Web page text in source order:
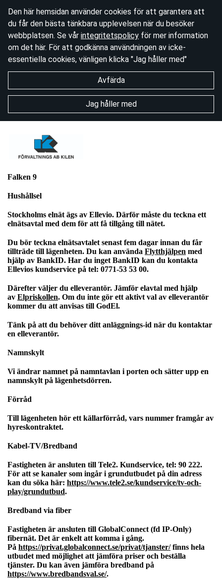
Den här hemsidan använder cookies för att garantera att
du får den bästa tänkbara upplevelsen när du besöker
webbplatsen. Se vår integritetspolicy för mer information
om det här. För att godkänna användningen av icke-
essentiella cookies, vänligen klicka "Jag håller med"
Avfärda
Jag håller med
Falken 9
Hushållsel
Stockholms elnät ägs av Ellevio. Därför måste du teckna ett
elnätsavtal med dem för att få tillgång till nätet.
Du bör teckna elnätsavtalet senast fem dagar innan du får
tillträde till lägenheten. Du kan använda Flytthjälpen med
hjälp av BankID. Har du inget BankID kan du kontakta
Ellevios kundservice på tel: 0771-53 53 00.
Därefter väljer du elleverantör. Jämför elavtal med hjälp
av Elpriskollen. Om du inte gör ett aktivt val av elleverantör
kommer du att anvisas till GodEl.
Tänk på att du behöver ditt anläggnings-id när du kontaktar
en elleverantör.
Namnskylt
Vi ändrar namnet på namntavlan i porten och sätter upp en
namnskylt på lägenhetsdörren.
Förråd
Till lägenheten hör ett källarförråd, vars nummer framgår av
hyreskontraktet.
Kabel-TV/Bredband
Fastigheten är ansluten till Tele2. Kundservice, tel: 90 222.
För att se kanaler som ingår i grundutbudet på din adress
kan du söka här: https://www.tele2.se/kundservice/tv-och-
play/grundutbud.
Bredband via fiber
Fastigheten är ansluten till GlobalConnect (fd IP-Only)
fibernät. Det är enkelt att komma i gång.
På https://privat.globalconnect.se/privat/tjanster/finns hela
utbudet med möjlighet att jämföra priser och beställa
tjänster. Du kan även jämföra bredband på
https://www.bredbandsval.se/.